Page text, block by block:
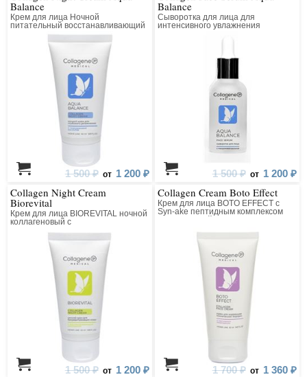
Balance
Крем для лица Ночной
питательный восстанавливающий
1 500 ₽ от 1 200 ₽
Balance
Сыворотка для лица для
интенсивного увлажнения
1 500 ₽ от 1 200 ₽
Collagen Night Cream
Biorevital
Крем для лица BIOREVITAL ночной
коллагеновый с
1 500 ₽ от 1 200 ₽
Collagen Cream Boto Effect
Крем для лица BOTO EFFECT с
Syn-ake пептидным комплексом
1 700 ₽ от 1 360 ₽